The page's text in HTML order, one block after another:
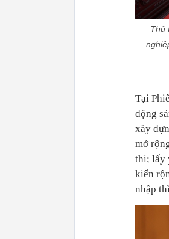
Thủ
Tại
động
xây
mở
thi; lấy
kiến
nhập